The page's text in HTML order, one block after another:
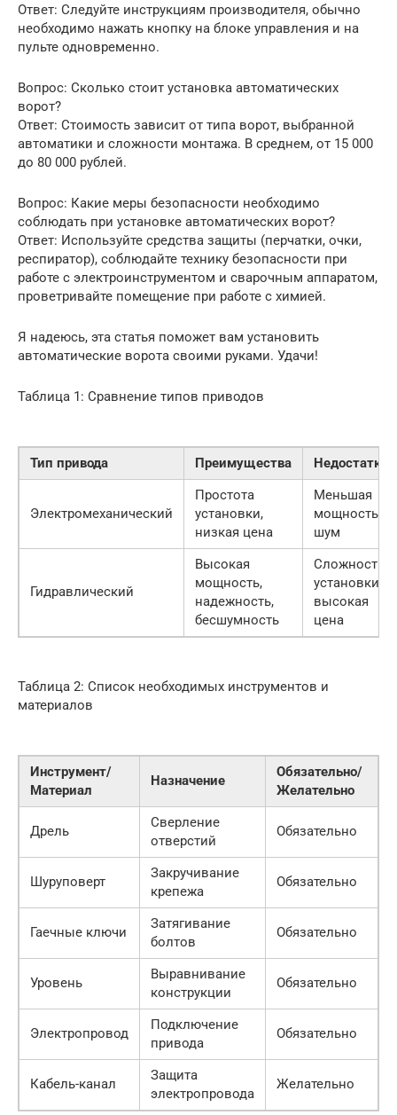
Ответ: Следуйте инструкциям производителя, обычно
необходимо нажать кнопку на блоке управления и на
пульте одновременно.
Вопрос: Сколько стоит установка автоматических
ворот?
Ответ: Стоимость зависит от типа ворот, выбранной
автоматики и сложности монтажа. В среднем, от 15 000
до 80 000 рублей.
Вопрос: Какие меры безопасности необходимо
соблюдать при установке автоматических ворот?
Ответ: Используйте средства защиты (перчатки, очки,
респиратор), соблюдайте технику безопасности при
работе с электроинструментом и сварочным аппаратом,
проветривайте помещение при работе с химией.
Я надеюсь, эта статья поможет вам установить
автоматические ворота своими руками. Удачи!
Таблица 1: Сравнение типов приводов
Тип привода Преимущества Недостатки
Электромеханический
Простота
установки,
низкая цена
Меньшая
мощность,
шум
Гидравлический
Высокая
мощность,
надежность,
бесшумность
Сложность
установки,
высокая
цена
Таблица 2: Список необходимых инструментов и
материалов
Инструмент/
Материал
Назначение
Обязательно/
Желательно
Дрель
Сверление
отверстий
Обязательно
Шуруповерт
Закручивание
крепежа
Обязательно
Гаечные ключи
Затягивание
болтов
Обязательно
Уровень
Выравнивание
конструкции
Обязательно
Электропровод
Подключение
привода
Обязательно
Кабель-канал
Защита
электропровода
Желательно